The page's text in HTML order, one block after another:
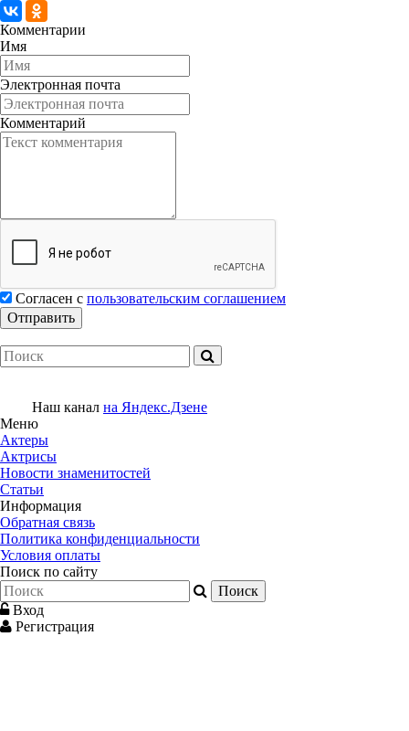
Комментарии
Имя
Электронная почта
Комментарий
Согласен с пользовательским соглашением
Наш канал на Яндекс.Дзене
Меню
Актеры
Актрисы
Новости знаменитостей
Статьи
Информация
Обратная связь
Политика конфиденциальности
Условия оплаты
Поиск по сайту
Вход
Регистрация